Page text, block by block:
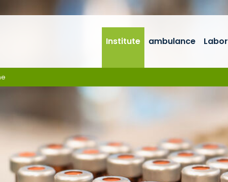
Institute ambulance Labor